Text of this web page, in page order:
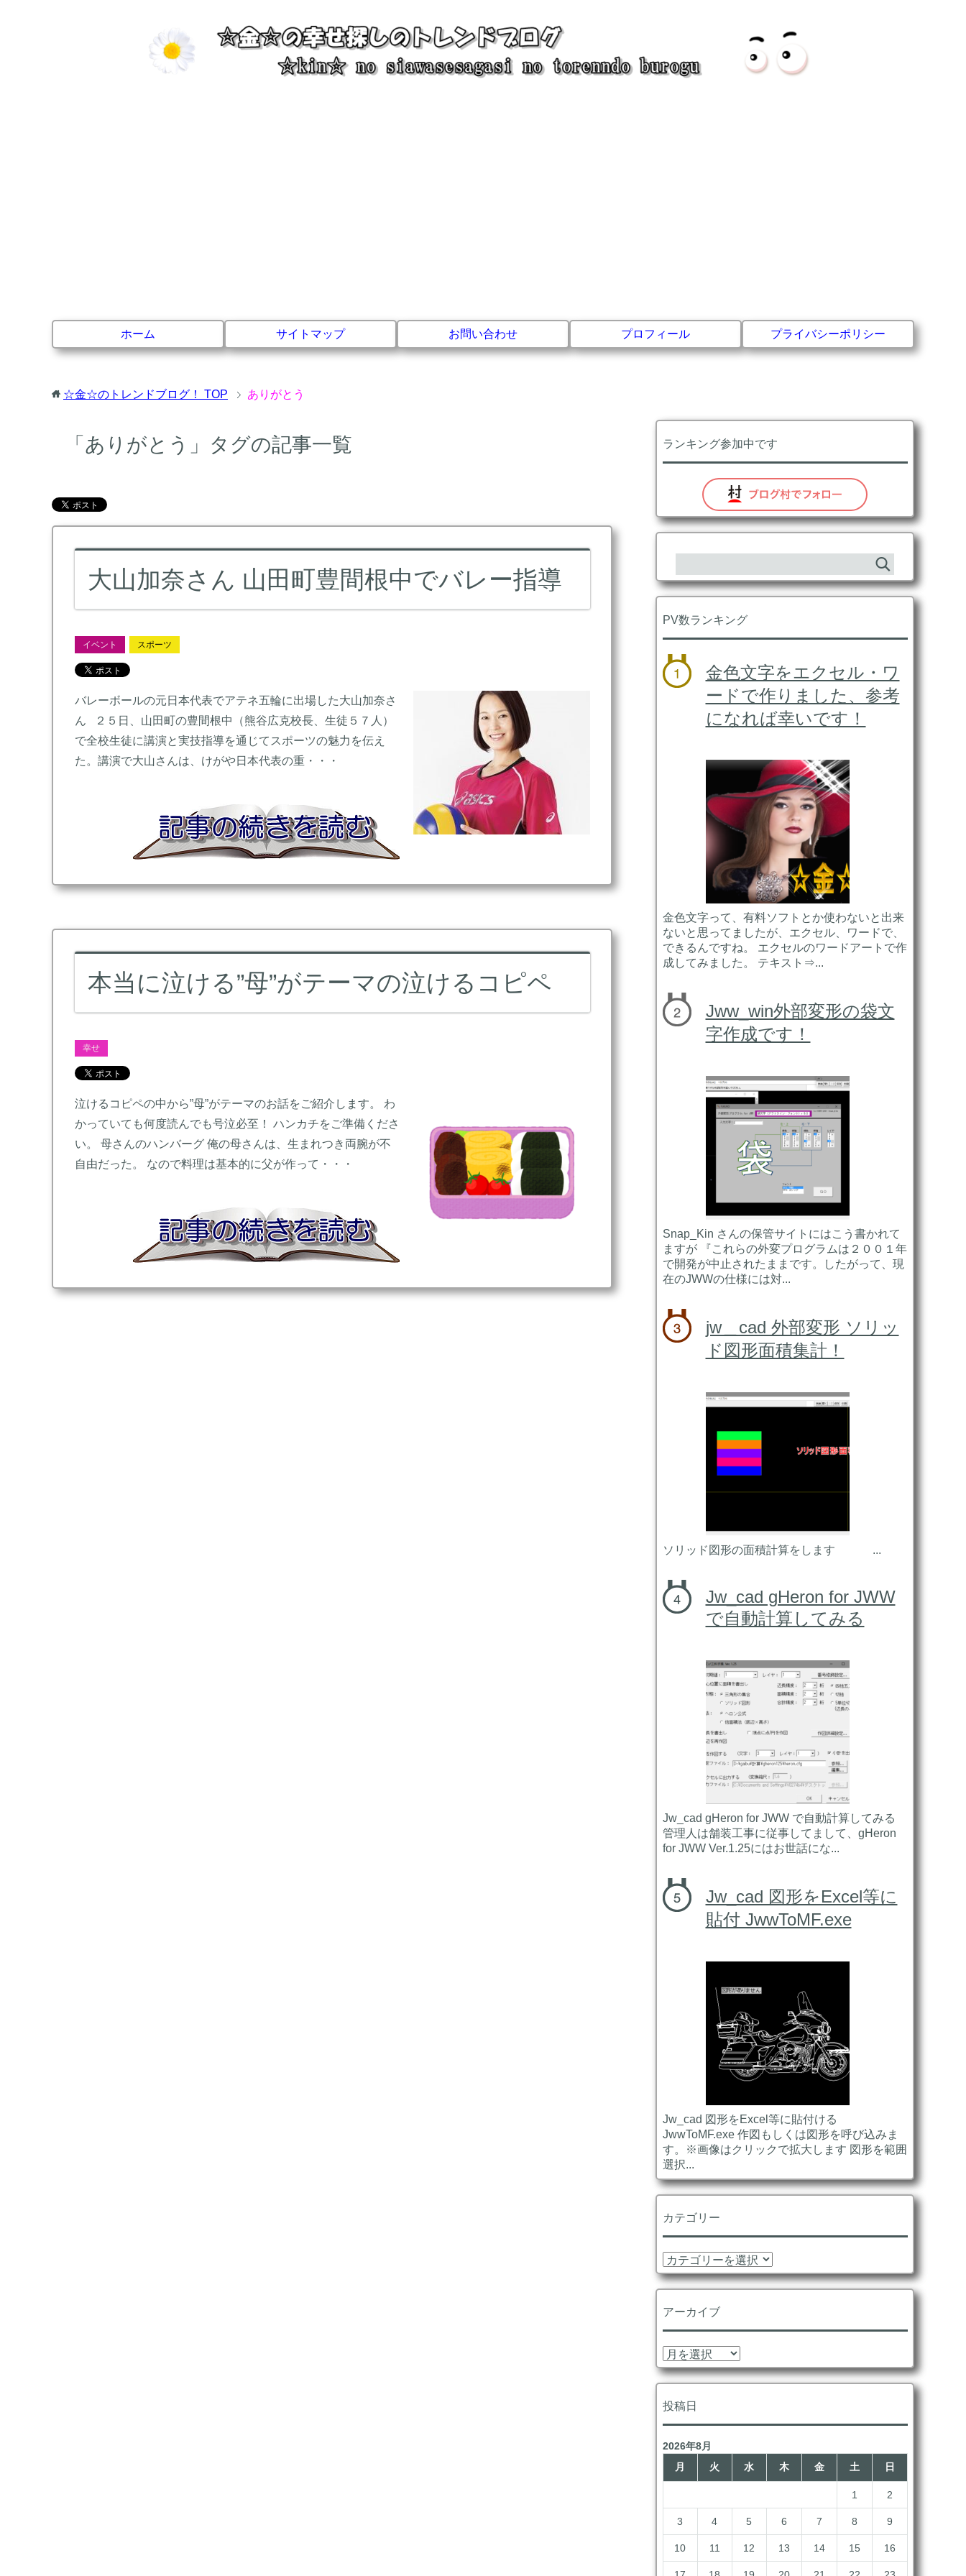
ホーム サイトマップ お問い合わせ プロフィール プライバシーポリシー
☆金☆のトレンドブログ！ TOP ありがとう
「ありがとう」タグの記事一覧
大山加奈さん 山田町豊間根中でバレー指導
イベント スポーツ
バレーボールの元日本代表でアテネ五輪に出場した大山加奈さ
ん ２５日、山田町の豊間根中（熊谷広克校長、生徒５７人）
で全校生徒に講演と実技指導を通じてスポーツの魅力を伝え
た。講演で大山さんは、けがや日本代表の重・・・
本当に泣ける”母”がテーマの泣けるコピペ
幸せ
泣けるコピペの中から”母”がテーマのお話をご紹介します。 わ
かっていても何度読んでも号泣必至！ ハンカチをご準備くださ
い。 母さんのハンバーグ 俺の母さんは、生まれつき両腕が不
自由だった。 なので料理は基本的に父が作って・・・
ランキング参加中です
PV数ランキング
金色文字をエクセル・ワ
ードで作りました、参考
になれば幸いです！
金色文字って、有料ソフトとか使わないと出来
ないと思ってましたが、エクセル、ワードで、
できるんですね。 エクセルのワードアートで作
成してみました。 テキスト⇒...
Jww_win外部変形の袋文
字作成です！
Snap_Kin さんの保管サイトにはこう書かれて
ますが 『これらの外変プログラムは２００１年
で開発が中止されたままです。したがって、現
在のJWWの仕様には対...
jw＿cad 外部変形 ソリッ
ド図形面積集計！
ソリッド図形の面積計算をします ...
Jw_cad gHeron for JWW
で自動計算してみる
Jw_cad gHeron for JWW で自動計算してみる
管理人は舗装工事に従事してまして、gHeron
for JWW Ver.1.25にはお世話にな...
Jw_cad 図形をExcel等に
貼付 JwwToMF.exe
Jw_cad 図形をExcel等に貼付ける
JwwToMF.exe 作図もしくは図形を呼び込みま
す。※画像はクリックで拡大します 図形を範囲
選択...
カテゴリー
カ
テ
ゴ
ー
アーカイブ
ア
ー
カ
ブ
投稿日
2026年8月
月
火 水 木 金 土 日
1 2
3 4 5 6 7 8 9
10 11 12 13 14 15 16